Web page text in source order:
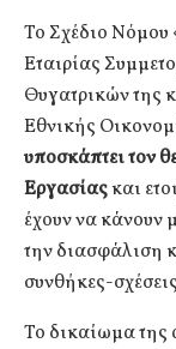
Το Σχέδιο
Εταιρίας
Θυγατρικών της
Εθνικής
υποσκάπτει τον
Εργασίαςκαι
έχουν να κάνουν
την διασφάλιση
συνθήκες-
Το δικαίωμα της